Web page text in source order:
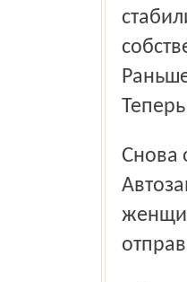
Снова ожила рация. На этот раз был вызов с улицы